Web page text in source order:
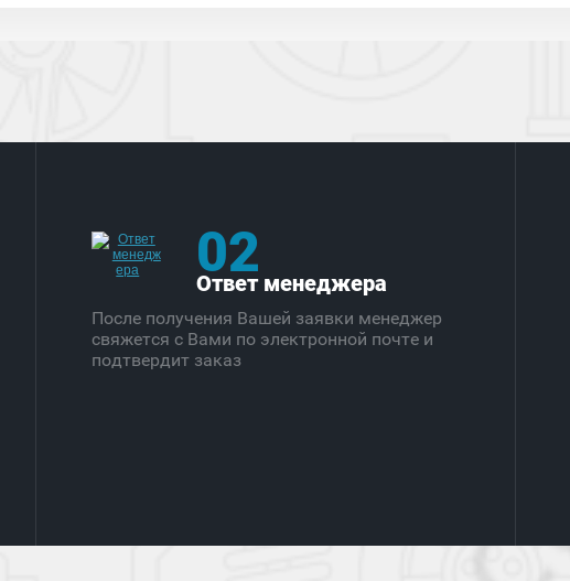
02
Ответ менеджера
После получения Вашей заявки менеджер
свяжется с Вами по электронной почте и
подтвердит заказ